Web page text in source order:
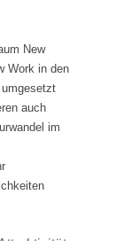
New
Work in den
auch
im